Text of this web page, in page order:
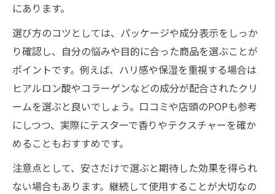
バストアップクリーム口コミから効果を見
極める方法
バストアップクリームウエルシア系で注目
の特徴
バストアップクリーム効果ありランキング
活用術
気になるバストアップクリーム市販の魅力
バストアップクリーム市販人気の理由と特
徴まとめ
バストアップクリーム市販で得られるメリ
にあります。
選び方のコツとしては、パッケージや成分表示をしっか
り確認し、自分の悩みや目的に合った商品を選ぶことが
ポイントです。例えば、ハリ感や保湿を重視する場合は
ヒアルロン酸やコラーゲンなどの成分が配合されたクリ
ームを選ぶと良いでしょう。口コミや店頭のPOPも参考
にしつつ、実際にテスターで香りやテクスチャーを確か
めることもおすすめです。
注意点として、安さだけで選ぶと期待した効果を得られ
ない場合もあります。継続して使用することが大切なの